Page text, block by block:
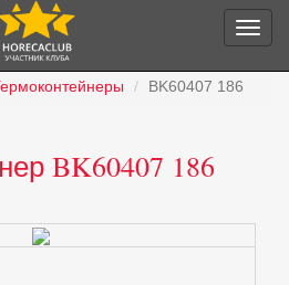
BK60407 186
BK60407 186